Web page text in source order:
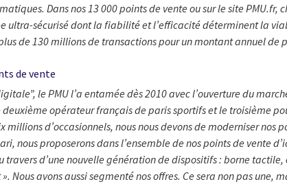
Dans nos 13 000 points de vente ou sur le site PMU.fr,
ultra-sécurisé dont la fiabilité et l’efficacité déterminent la
de 130 millions de transactions pour un montant annuel de
de vente
le PMU l’a entamée dès 2010 avec l’ouverture du
opérateur français de paris sportifs et le troisième
d’occasionnels, nous nous devons de moderniser nos
nous proposerons dans l’ensemble de nos points de vente
travers d’une nouvelle génération de dispositifs : borne
Nous avons aussi segmenté nos offres. Ce sera non pas une,